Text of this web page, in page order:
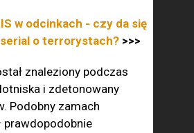
w odcinkach - czy da się
o terrorystach? >>>
znaleziony podczas
i zdetonowany
Podobny zamach
prawdopodobnie